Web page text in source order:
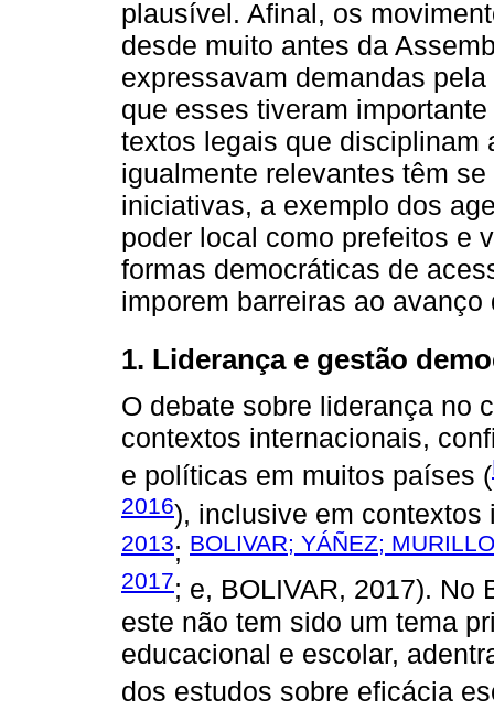
plausível. Afinal, os
desde muito antes da
expressavam demandas
que esses tiveram
textos legais que disciplinam
igualmente relevantes têm
iniciativas, a exemplo dos
poder local como prefeitos e
formas democráticas de
imporem barreiras ao
1. Liderança e gestão
O debate sobre liderança no
contextos internacionais,
e políticas em muitos países (
2016), inclusive em contextos
2013; BOLIVAR; YÁÑEZ;
2017; e, BOLIVAR, 2017). No
este não tem sido um tema
educacional e escolar,
dos estudos sobre eficácia